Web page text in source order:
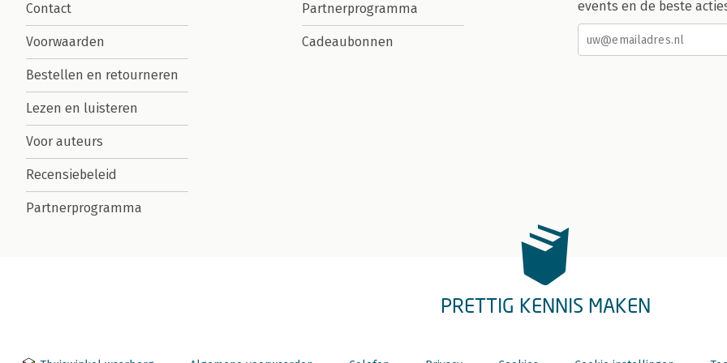
Contact
Voorwaarden
Bestellen en retourneren
Lezen en luisteren
Voor auteurs
Recensiebeleid
Partnerprogramma
Partnerprogramma
Cadeaubonnen
events en de beste
PRETTIG KENNIS MAKEN